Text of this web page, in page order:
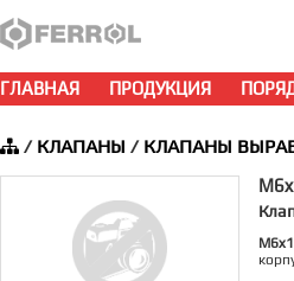
ГЛАВНАЯ ПРОДУКЦИЯ
/ КЛАПАНЫ / КЛАПАНЫ